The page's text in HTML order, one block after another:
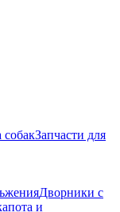
собакЗапчасти для
Дворники с
и